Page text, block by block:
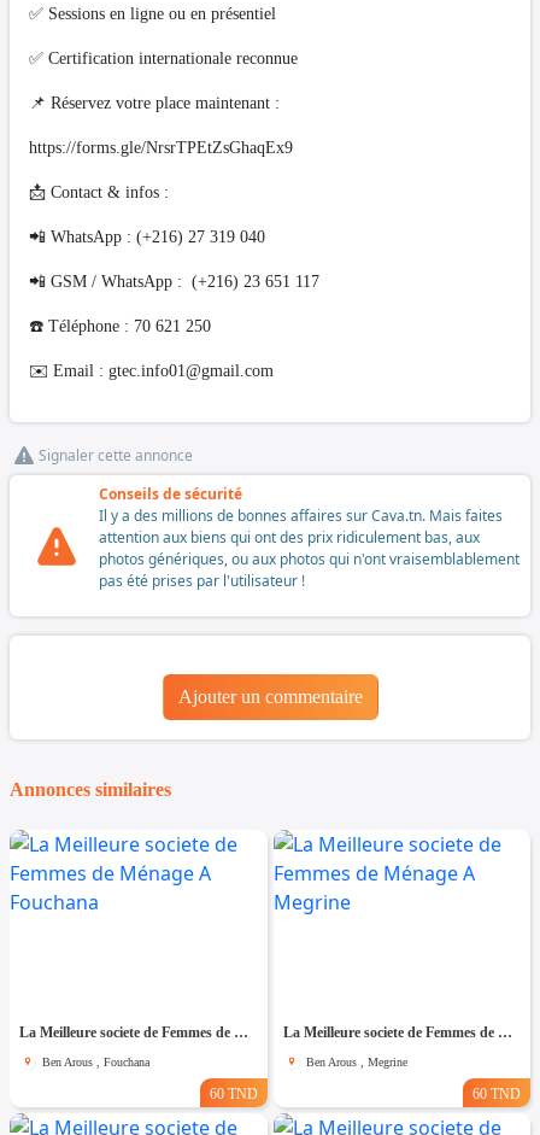
✅ Sessions en ligne ou en présentiel
✅ Certification internationale reconnue
📌 Réservez votre place maintenant :
https://forms.gle/NrsrTPEtZsGhaqEx9
📩 Contact & infos :
📲 WhatsApp : (+216) 27 319 040
📲 GSM / WhatsApp : (+216) 23 651 117
☎️ Téléphone : 70 621 250
✉️ Email : gtec.info01@gmail.com
Signaler cette annonce
Conseils de sécurité
Il y a des millions de bonnes affaires sur Cava.tn. Mais faites
attention aux biens qui ont des prix ridiculement bas, aux
photos génériques, ou aux photos qui n'ont vraisemblablement
pas été prises par l'utilisateur !
Ajouter un commentaire
Annonces similaires
La Meilleure societe de Femmes de Ménage A Fouchana
Ben Arous , Fouchana
60 TND
La Meilleure societe de Femmes de Ménage A Megrine
Ben Arous , Megrine
60 TND